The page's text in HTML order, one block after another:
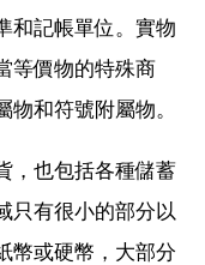
和記帳單位。實物
等價物的特殊商
和符號附屬物。
，也包括各種儲蓄
只有很小的部分以
幣或硬幣，大部分